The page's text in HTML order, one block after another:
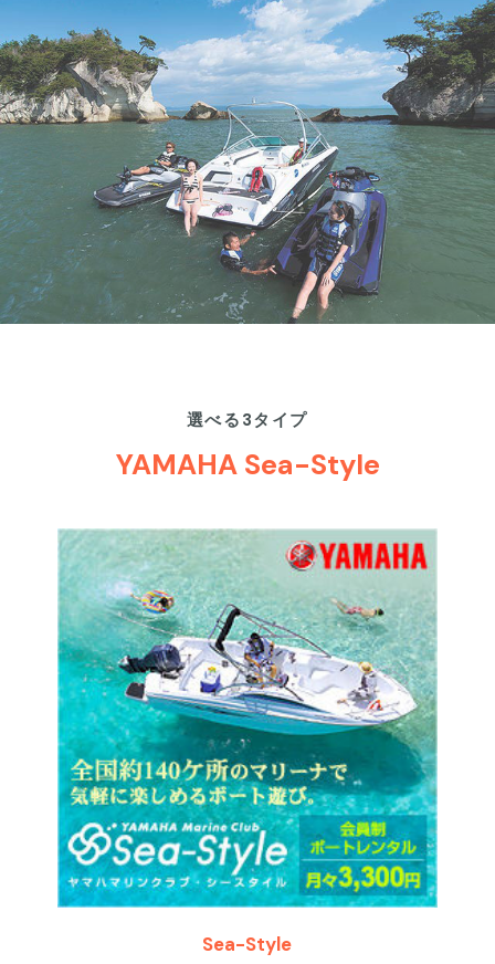
選べる3タイプ
YAMAHA Sea-Style
Sea-Style